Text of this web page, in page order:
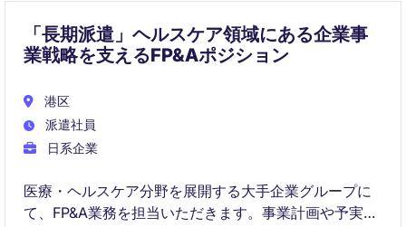
「長期派遣」ヘルスケア領域にある企業事
業戦略を支えるFP&Aポジション
港区
派遣社員
日系企業
医療・ヘルスケア分野を展開する大手企業グループに
て、FP&A業務を担当いただきます。事業計画や予実管